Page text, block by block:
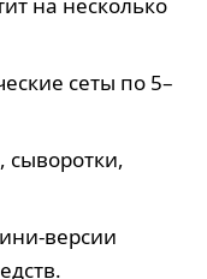
на несколько
сеты по 5–
сыворотки,
версии